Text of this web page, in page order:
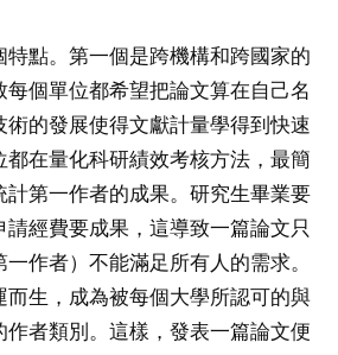
特點。第一個是跨機構和跨國家的
個單位都希望把論文算在自己名
術的發展使得文獻計量學得到快速
都在量化科研績效考核方法，最簡
計第一作者的成果。研究生畢業要
請經費要成果，這導致一篇論文只
作者）不能滿足所有人的需求。
而生，成為被每個大學所認可的與
作者類別。這樣，發表一篇論文便